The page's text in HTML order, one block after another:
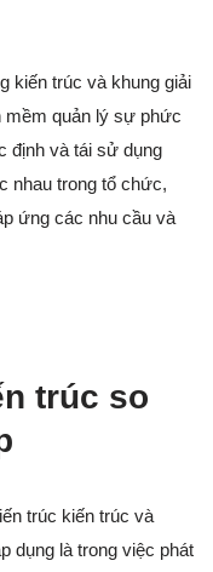
kiến trúc và khung giải
mềm quản lý sự phức
định và tái sử dụng
nhau trong tổ chức,
ứng các nhu cầu và
trúc so
trúc kiến trúc và
dụng là trong việc phát